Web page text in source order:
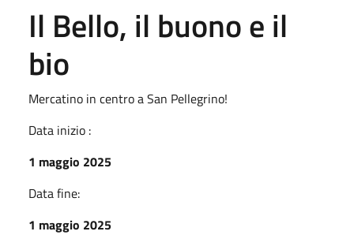
Il Bello, il buono e il
bio
Mercatino in centro a San Pellegrino!
Data inizio :
1 maggio 2025
Data fine:
1 maggio 2025